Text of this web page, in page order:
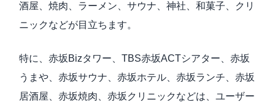
酒屋、焼肉、ラーメン、サウナ、神社、和菓子、クリ
ニックなどが目立ちます。
特に、赤坂Bizタワー、TBS赤坂ACTシアター、赤坂
うまや、赤坂サウナ、赤坂ホテル、赤坂ランチ、赤坂
居酒屋、赤坂焼肉、赤坂クリニックなどは、ユーザー